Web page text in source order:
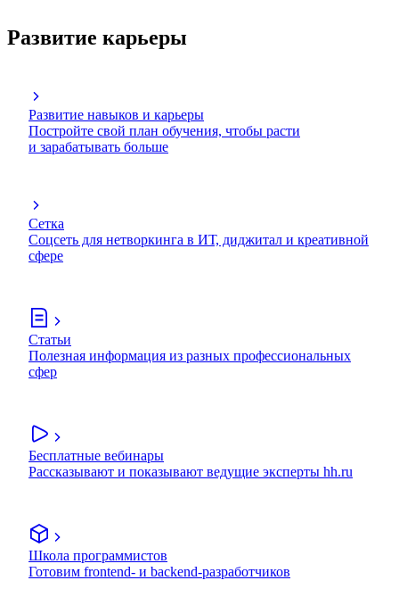
Развитие карьеры
Развитие навыков и карьеры
Постройте свой план обучения, чтобы расти
и зарабатывать больше
Сетка
Соцсеть для нетворкинга в ИТ, диджитал и креативной
сфере
Статьи
Полезная информация из разных профессиональных
сфер
Бесплатные вебинары
Рассказывают и показывают ведущие эксперты hh.ru
Школа программистов
Готовим frontend- и backend-разработчиков